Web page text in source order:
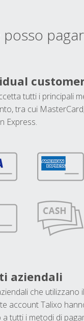
tutti i principali
tra cui
Express.
aziendali
che utilizzano il
account Talixo
a tutti i metodi di